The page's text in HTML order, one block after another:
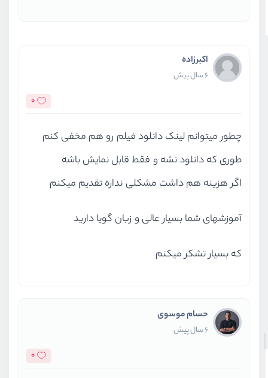
اکبرزاده
6 سال پیش
0
چطور میتوانم لینک دانلود فیلم رو هم مخفی کنم
طوری که دانلود نشه و فقط قابل نمایش باشه
اگر هزینه هم داشت مشکلی نداره تقدیم میکنم
آموزشهای شما بسیار عالی و زبان گویا دارید
که بسیار تشکر میکنم
حسام موسوی
6 سال پیش
0